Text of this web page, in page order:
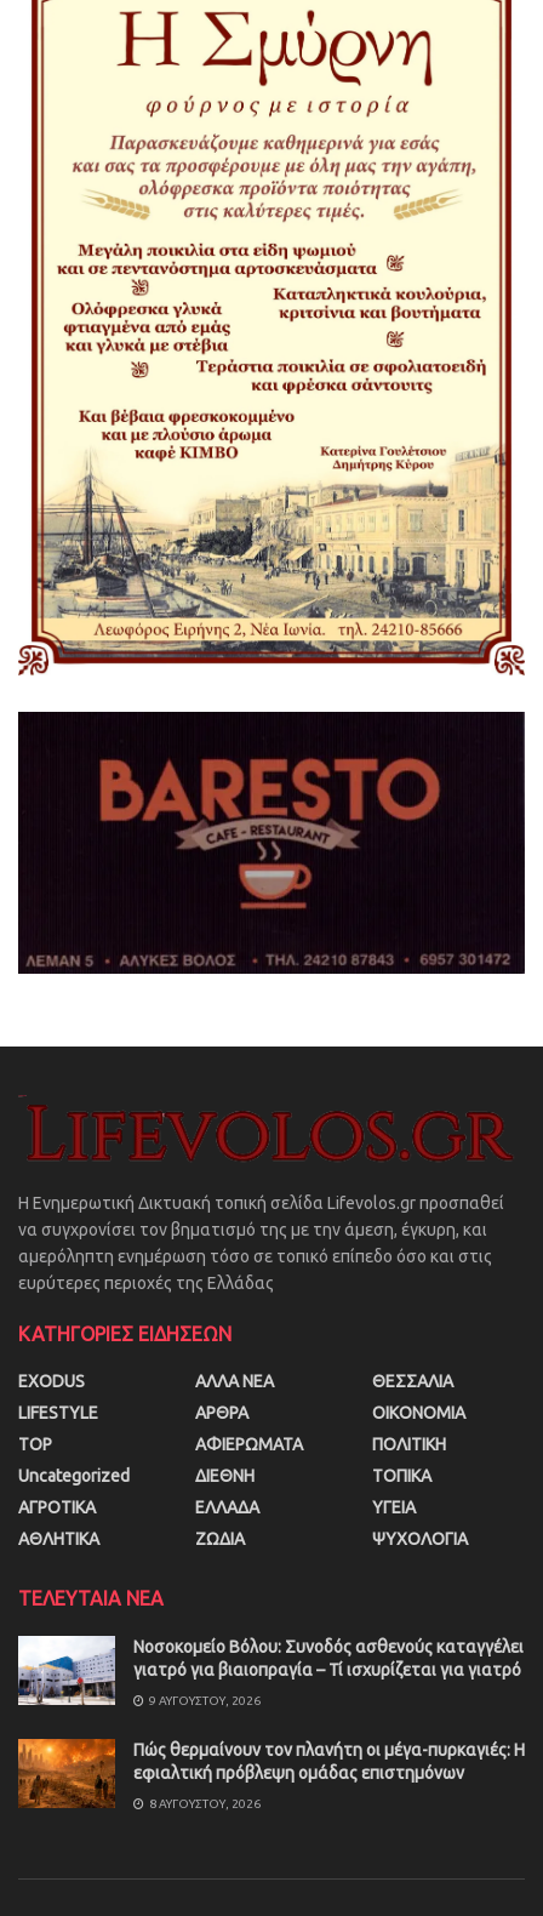
Η Ενημερωτική Δικτυακή τοπική σελίδα Lifevolos.gr προσπαθεί
να συγχρονίσει τον βηματισμό της με την άμεση, έγκυρη, και
αμερόληπτη ενημέρωση τόσο σε τοπικό επίπεδο όσο και στις
ευρύτερες περιοχές της Ελλάδας
ΚΑΤΗΓΟΡΙΕΣ ΕΙΔΗΣΕΩΝ
EXODUS
LIFESTYLE
TOP
Uncategorized
ΑΓΡΟΤΙΚΑ
ΑΘΛΗΤΙΚΑ
ΑΛΛΑ ΝΕΑ
ΑΡΘΡΑ
ΑΦΙΕΡΩΜΑΤΑ
ΔΙΕΘΝΗ
ΕΛΛΑΔΑ
ΖΩΔΙΑ
ΘΕΣΣΑΛΙΑ
ΟΙΚΟΝΟΜΙΑ
ΠΟΛΙΤΙΚΗ
ΤΟΠΙΚΑ
ΥΓΕΙΑ
ΨΥΧΟΛΟΓΙΑ
ΤΕΛΕΥΤΑΙΑ ΝΕΑ
Νοσοκομείο Βόλου: Συνοδός ασθενούς καταγγέλει
γιατρό για βιαιοπραγία – Τί ισχυρίζεται για γιατρό
9 ΑΥΓΟΎΣΤΟΥ, 2026
Πώς θερμαίνουν τον πλανήτη οι μέγα-πυρκαγιές: Η
εφιαλτική πρόβλεψη ομάδας επιστημόνων
8 ΑΥΓΟΎΣΤΟΥ, 2026